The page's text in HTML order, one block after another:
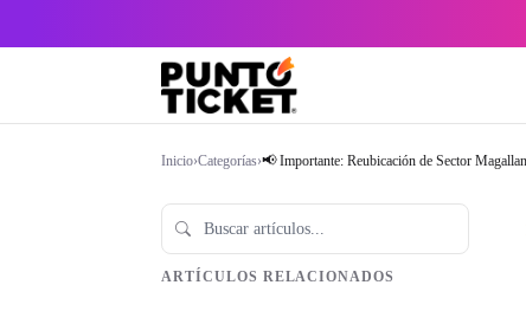
Inicio›Categorías›📢 Importante: Reubicación de Sector
ARTÍCULOS RELACIONADOS